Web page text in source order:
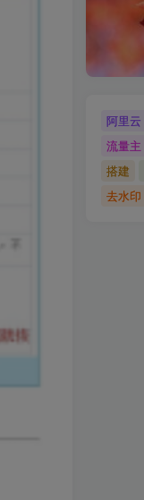
阿里云
流量主
搭建
去水印